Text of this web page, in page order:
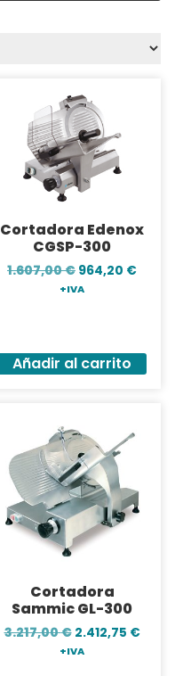
Cortadora Edenox
CGSP-300
1.607,00€ 964,20 €
+IVA
Añadir al carrito
Cortadora
Sammic GL-300
3.217,00€ 2.412,75 €
+IVA